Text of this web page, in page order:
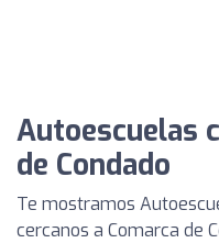
Autoescuelas
de Condado
Te mostramos
cercanos a Comarca de